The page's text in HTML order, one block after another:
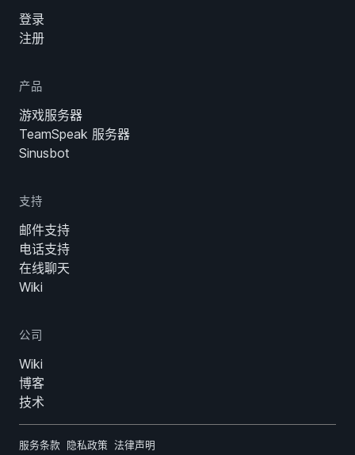
登录
注册
产品
游戏服务器
TeamSpeak 服务器
Sinusbot
支持
邮件支持
电话支持
在线聊天
Wiki
公司
Wiki
博客
技术
服务条款 隐私政策 法律声明